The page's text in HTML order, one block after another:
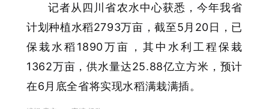
记者从四川省农水中心获悉，今年我省
计划种植水稻2793万亩，截至5月20日，已
保栽水稻1890万亩，其中水利工程保栽
1362万亩，供水量达25.88亿立方米，预计
在6月底全省将实现水稻满栽满插。